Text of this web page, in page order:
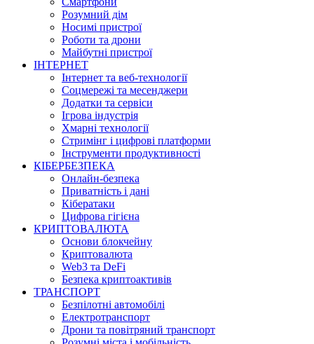
Розумний дім
Носимі пристрої
Роботи та дрони
Майбутні пристрої
ІНТЕРНЕТ
Інтернет та веб-технології
Соцмережі та месенджери
Додатки та сервіси
Ігрова індустрія
Хмарні технології
Стримінг і цифрові платформи
Інструменти продуктивності
КІБЕРБЕЗПЕКА
Онлайн-безпека
Приватність і дані
Кібератаки
Цифрова гігієна
КРИПТОВАЛЮТА
Основи блокчейну
Криптовалюта
Web3 та DeFi
Безпека криптоактивів
ТРАНСПОРТ
Безпілотні автомобілі
Електротранспорт
Дрони та повітряний транспорт